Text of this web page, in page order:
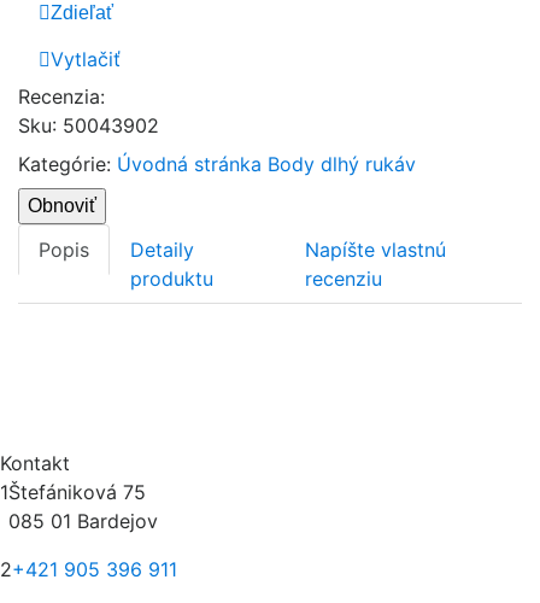
Zdieľať
Vytlačiť
Recenzia:
Sku: 50043902
Kategórie: Úvodná stránka Body dlhý rukáv
Popis
Detaily
produktu
Napíšte vlastnú
recenziu
Kontakt
1Štefániková 75
085 01 Bardejov
2+421 905 396 911